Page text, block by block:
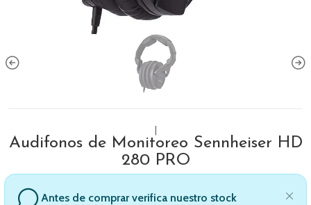
Audifonos de Monitoreo Sennheiser HD
280 PRO
Antes de comprar verifica nuestro stock